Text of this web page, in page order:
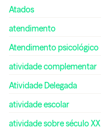
Atados
atendimento
Atendimento psicológico
atividade complementar
Atividade Delegada
atividade escolar
atividade sobre século XX